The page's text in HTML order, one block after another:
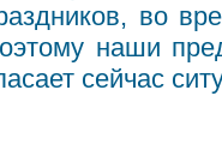
во
наши
сейчас